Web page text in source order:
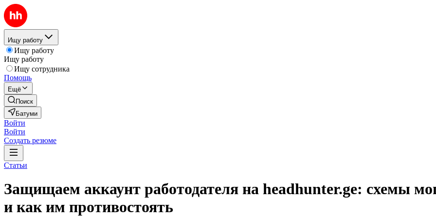
Ищу работу
Ищу работу
Ищу работу
Ищу сотрудника
Помощь
Ещё
Поиск
Батуми
Войти
Войти
Создать резюме
Статьи
Защищаем аккаунт работодателя на headhunter.ge: схемы
и как им противостоять